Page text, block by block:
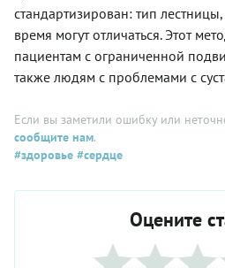
стандартизирован: тип
время могут отличаться. Этот
пациентам с ограниченной
также людям с проблемами с
Если вы заметили ошибку или
сообщите нам.
#здоровье #сердце
Оцените